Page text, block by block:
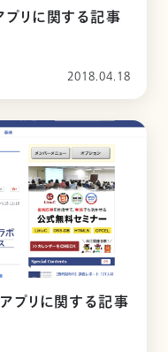
リに関する記事
2018.04.18
プリに関する記事